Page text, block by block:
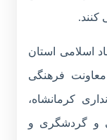
کنند.
اسلامی استان
فرهنگی
کرمانشاه،
و گردشگری و